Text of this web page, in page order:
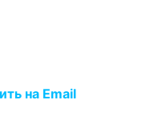
на Email